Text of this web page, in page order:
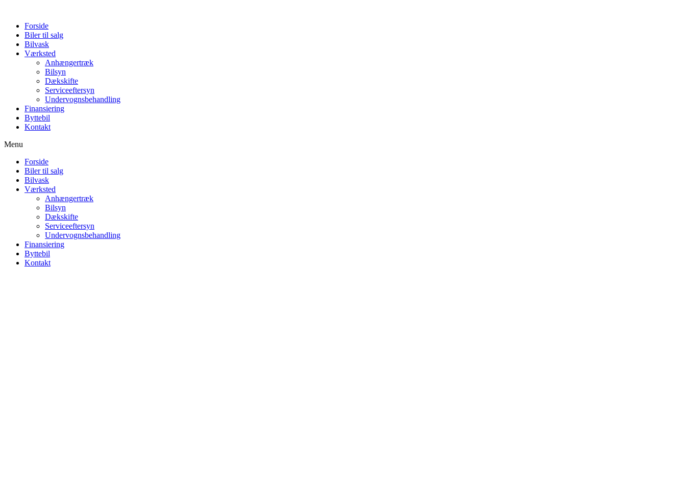
Forside
Biler til salg
Bilvask
Værksted
Anhængertræk
Bilsyn
Dækskifte
Serviceeftersyn
Undervognsbehandling
Finansiering
Byttebil
Kontakt
Menu
Forside
Biler til salg
Bilvask
Værksted
Anhængertræk
Bilsyn
Dækskifte
Serviceeftersyn
Undervognsbehandling
Finansiering
Byttebil
Kontakt